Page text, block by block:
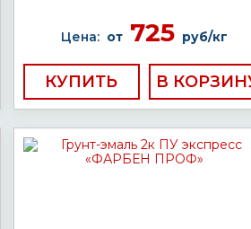
Цена: от 725 руб/кг
КУПИТЬ